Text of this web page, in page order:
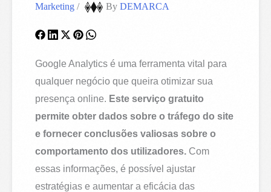
Marketing / ByDEMARCA
Google Analytics é uma ferramenta vital para
qualquer negócio que queira otimizar sua
presença online. Este serviço gratuito
permite obter dados sobre o tráfego do site
e fornecer conclusões valiosas sobre o
comportamento dos utilizadores. Com
essas informações, é possível ajustar
estratégias e aumentar a eficácia das